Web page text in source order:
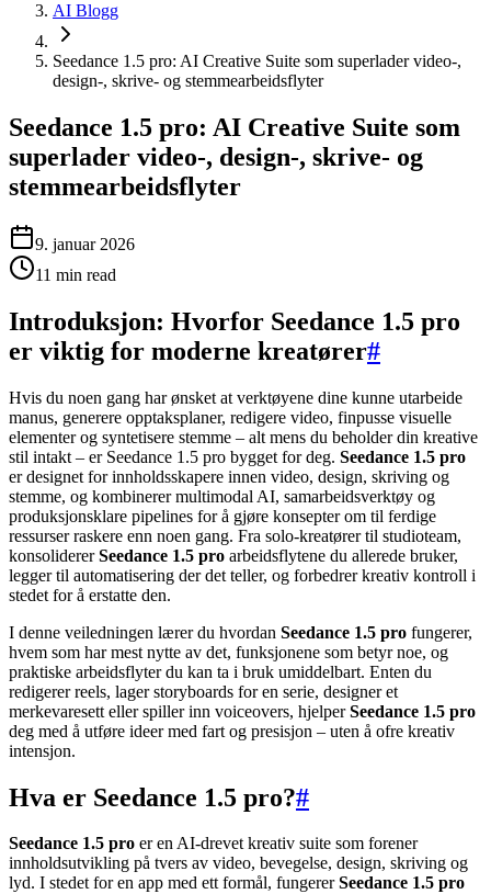
AI Blogg
Seedance 1.5 pro: AI Creative Suite som superlader video-,
design-, skrive- og stemmearbeidsflyter
Seedance 1.5 pro: AI Creative Suite som
superlader video-, design-, skrive- og
stemmearbeidsflyter
9. januar 2026
11 min read
Introduksjon: Hvorfor Seedance 1.5 pro
er viktig for moderne kreatører#
Hvis du noen gang har ønsket at verktøyene dine kunne utarbeide
manus, generere opptaksplaner, redigere video, finpusse visuelle
elementer og syntetisere stemme – alt mens du beholder din kreative
stil intakt – er Seedance 1.5 pro bygget for deg. Seedance 1.5 pro
er designet for innholdsskapere innen video, design, skriving og
stemme, og kombinerer multimodal AI, samarbeidsverktøy og
produksjonsklare pipelines for å gjøre konsepter om til ferdige
ressurser raskere enn noen gang. Fra solo-kreatører til studioteam,
konsolidererSeedance 1.5 pro arbeidsflytene du allerede bruker,
legger til automatisering der det teller, og forbedrer kreativ kontroll i
stedet for å erstatte den.
I denne veiledningen lærer du hvordan Seedance 1.5 pro fungerer,
hvem som har mest nytte av det, funksjonene som betyr noe, og
praktiske arbeidsflyter du kan ta i bruk umiddelbart. Enten du
redigerer reels, lager storyboards for en serie, designer et
merkevaresett eller spiller inn voiceovers, hjelperSeedance 1.5 pro
deg med å utføre ideer med fart og presisjon – uten å ofre kreativ
intensjon.
Hva er Seedance 1.5 pro?#
Seedance 1.5 pro er en AI-drevet kreativ suite som forener
innholdsutvikling på tvers av video, bevegelse, design, skriving og
lyd. I stedet for en app med ett formål, fungererSeedance 1.5 pro